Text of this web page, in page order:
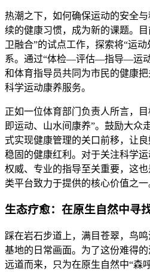
热潮之下，如何确保运动的安全
续的健康习惯，成为新的课题。
卫融合”的试点工作，探索将“运
系。通过“体检—评估—指导—运
和体育指导员共同为市民的健康
科学运动康养服务。
正如一位体育部门负责人所言，目
即运动、山水间康养”。鼓励大众
式实现健康管理的关口前移，让
稳固的健康红利。对于关注科学
权威、专业的指导至关重要，这也
类平台致力于提供的核心价值之一
生态疗愈：在原生自然中寻
踩在岩石步道上，满目苍翠，鸟
基地的日常画面。为了这份难得
远道而来，只为在原生自然中“森